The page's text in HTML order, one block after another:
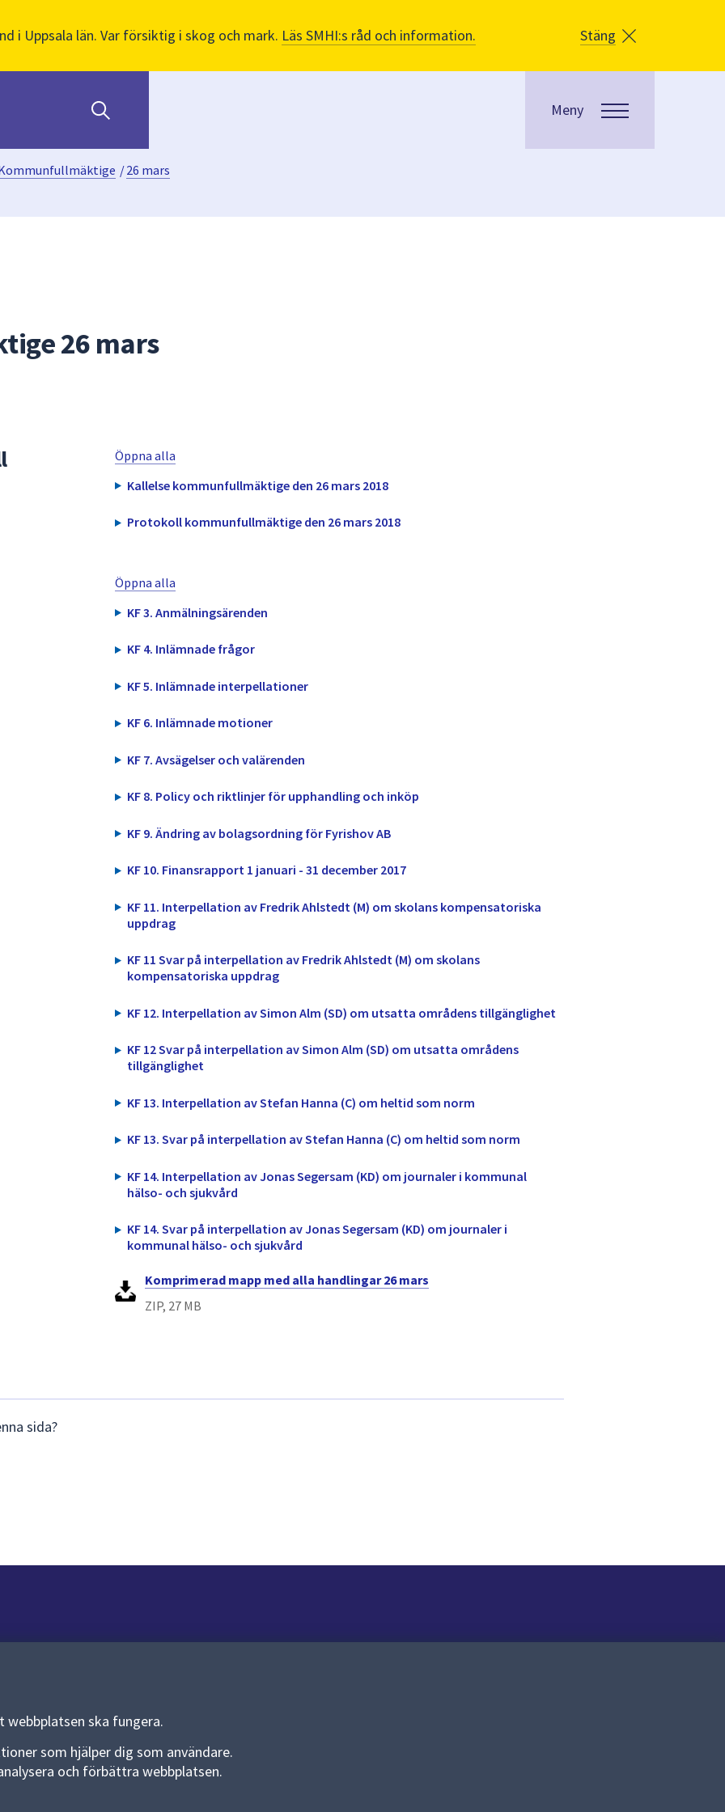
i Uppsala län. Var försiktig i skog och mark. Läs SMHI:s råd och information. Stäng
Meny
ska fungera.
som hjälper dig som användare.
och förbättra webbplatsen.
/26 mars
26 mars
Öppna alla
Kallelse kommunfullmäktige den 26 mars 2018
Protokoll kommunfullmäktige den 26 mars 2018
Öppna alla
KF 3. Anmälningsärenden
KF 4. Inlämnade frågor
KF 5. Inlämnade interpellationer
KF 6. Inlämnade motioner
KF 7. Avsägelser och valärenden
KF 8. Policy och riktlinjer för upphandling och inköp
KF 9. Ändring av bolagsordning för Fyrishov AB
KF 10. Finansrapport 1 januari - 31 december 2017
KF 11. Interpellation av Fredrik Ahlstedt (M) om skolans kompensatoriska
uppdrag
KF 11 Svar på interpellation av Fredrik Ahlstedt (M) om skolans
kompensatoriska uppdrag
KF 12. Interpellation av Simon Alm (SD) om utsatta områdens tillgänglighet
KF 12 Svar på interpellation av Simon Alm (SD) om utsatta områdens
tillgänglighet
KF 13. Interpellation av Stefan Hanna (C) om heltid som norm
KF 13. Svar på interpellation av Stefan Hanna (C) om heltid som norm
KF 14. Interpellation av Jonas Segersam (KD) om journaler i kommunal
hälso- och sjukvård
KF 14. Svar på interpellation av Jonas Segersam (KD) om journaler i
kommunal hälso- och sjukvård
Komprimerad mapp med alla handlingar 26 mars
ZIP, 27 MB
sida?
Allmänna handlingar och diarium
Behandling av personuppgifter
Kakor